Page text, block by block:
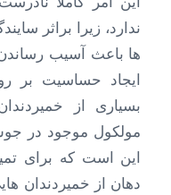
ندارد، زیرا براثر
ها باعث آسیب
ایجاد حساسیت بر
بسیاری از
مولکول موجود در
این است که برای
دهان از خمیردندان